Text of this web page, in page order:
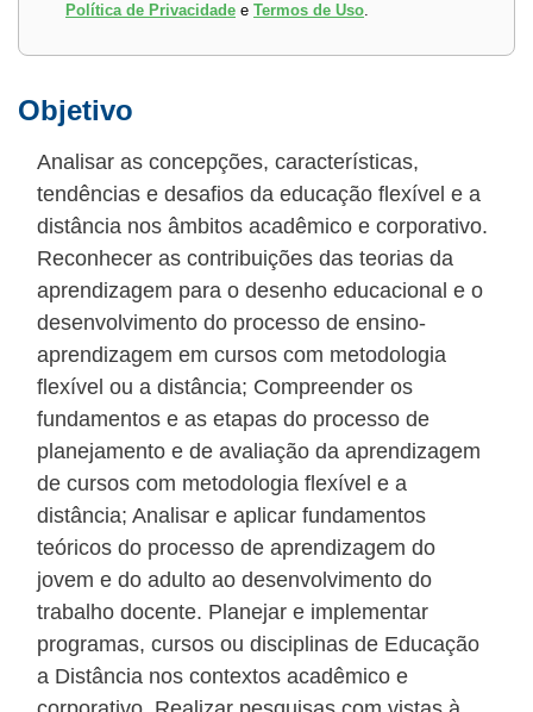
Objetivo
Analisar as concepções, características,
tendências e desafios da educação flexível e a
distância nos âmbitos acadêmico e corporativo.
Reconhecer as contribuições das teorias da
aprendizagem para o desenho educacional e o
desenvolvimento do processo de ensino-
aprendizagem em cursos com metodologia
flexível ou a distância; Compreender os
fundamentos e as etapas do processo de
planejamento e de avaliação da aprendizagem
de cursos com metodologia flexível e a
distância; Analisar e aplicar fundamentos
teóricos do processo de aprendizagem do
jovem e do adulto ao desenvolvimento do
trabalho docente. Planejar e implementar
programas, cursos ou disciplinas de Educação
a Distância nos contextos acadêmico e
Política de Privacidade e Termos de Uso.